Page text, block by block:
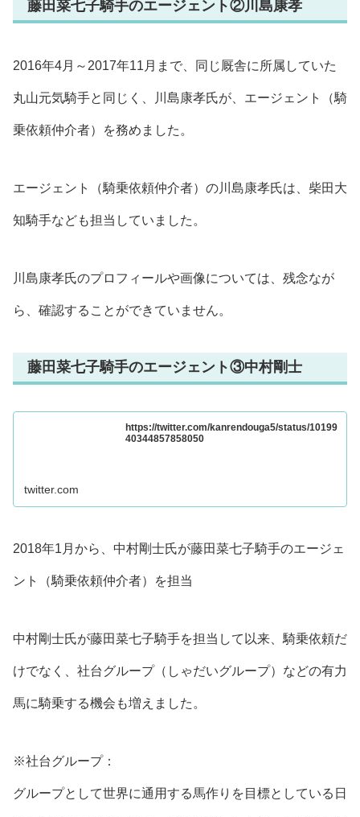
藤田菜七子騎手のエージェント②川島康孝
2016年4月～2017年11月まで、同じ厩舎に所属していた
丸山元気騎手と同じく、川島康孝氏が、エージェント（騎
乗依頼仲介者）を務めました。
エージェント（騎乗依頼仲介者）の川島康孝氏は、柴田大
知騎手なども担当していました。
川島康孝氏のプロフィールや画像については、残念なが
ら、確認することができていません。
藤田菜七子騎手のエージェント③中村剛士
https://twitter.com/kanrendouga5/status/10199
40344857858050
twitter.com
2018年1月から、中村剛士氏が藤田菜七子騎手のエージェ
ント（騎乗依頼仲介者）を担当
中村剛士氏が藤田菜七子騎手を担当して以来、騎乗依頼だ
けでなく、社台グループ（しゃだいグループ）などの有力
馬に騎乗する機会も増えました。
※社台グループ：
グループとして世界に通用する馬作りを目標としている日